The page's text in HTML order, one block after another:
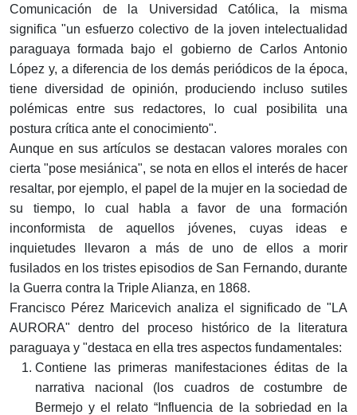
Comunicación de la Universidad Católica, la misma
significa "un esfuerzo colectivo de la joven intelectualidad
paraguaya formada bajo el gobierno de Carlos Antonio
López y, a diferencia de los demás periódicos de la época,
tiene diversidad de opinión, produciendo incluso sutiles
polémicas entre sus redactores, lo cual posibilita una
postura crítica ante el conocimiento".
Aunque en sus artículos se destacan valores morales con
cierta "pose mesiánica", se nota en ellos el interés de hacer
resaltar, por ejemplo, el papel de la mujer en la sociedad de
su tiempo, lo cual habla a favor de una formación
inconformista de aquellos jóvenes, cuyas ideas e
inquietudes llevaron a más de uno de ellos a morir
fusilados en los tristes episodios de San Fernando, durante
la Guerra contra la Triple Alianza, en 1868.
Francisco Pérez Maricevich analiza el significado de "LA
AURORA" dentro del proceso histórico de la literatura
paraguaya y "destaca en ella tres aspectos fundamentales:
Contiene las primeras manifestaciones éditas de la
narrativa nacional (los cuadros de costumbre de
Bermejo y el relato “Influencia de la sobriedad en la